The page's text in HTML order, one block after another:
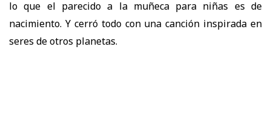
lo que el parecido a la muñeca para niñas es de
nacimiento. Y cerró todo con una canción inspirada en
seres de otros planetas.